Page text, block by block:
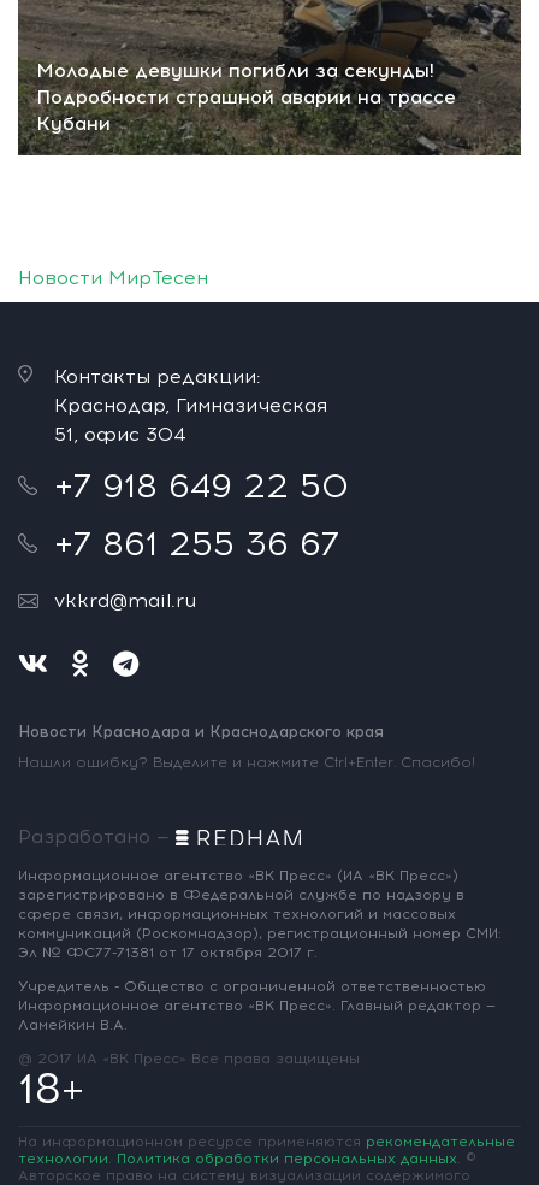
Молодые девушки погибли за секунды!
Подробности страшной аварии на трассе
Кубани
Новости МирТесен
Контакты редакции:
Краснодар, Гимназическая
51, офис 304
+7 918 649 22 50
+7 861 255 36 67
vkkrd@mail.ru
Новости Краснодара и Краснодарского края
Нашли ошибку? Выделите и нажмите Ctrl+Enter. Спасибо!
Разработано —
Информационное агентство «ВК Пресс» (ИА «ВК Пресс»)
зарегистрировано в Федеральной службе по надзору в
сфере связи, информационных технологий и массовых
коммуникаций (Роскомнадзор), регистрационный номер СМИ:
Эл № ФС77-71381 от 17 октября 2017 г.
Учредитель - Общество с ограниченной ответственностью
Информационное агентство «ВК Пресс». Главный редактор —
Ламейкин В.А.
@ 2017 ИА «ВК Пресс» Все права защищены
18+
На информационном ресурсе применяются рекомендательные
технологии. Политика обработки персональных данных. ©
Авторское право на систему визуализации содержимого